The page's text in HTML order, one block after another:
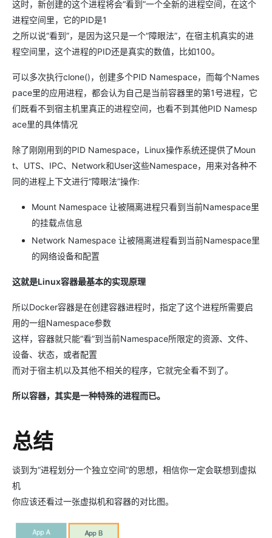
这时，新创建的这个进程将会“看到”一个全新的进程空间，在这个
进程空间里，它的PID是1
之所以说“看到”，是因为这只是一个“障眼法”，在宿主机真实的进
程空间里，这个进程的PID还是真实的数值，比如100。
可以多次执行clone()，创建多个PID Namespace，而每个Names
pace里的应用进程，都会认为自己是当前容器里的第1号进程，它
们既看不到宿主机里真正的进程空间，也看不到其他PID Namesp
ace里的具体情况
除了刚刚用到的PID Namespace，Linux操作系统还提供了Moun
t、UTS、IPC、Network和User这些Namespace，用来对各种不
同的进程上下文进行“障眼法”操作:
Mount Namespace 让被隔离进程只看到当前Namespace里
的挂载点信息
Network Namespace 让被隔离进程看到当前Namespace里
的网络设备和配置
这就是Linux容器最基本的实现原理
所以Docker容器是在创建容器进程时，指定了这个进程所需要启
用的一组Namespace参数
这样，容器就只能“看”到当前Namespace所限定的资源、文件、
设备、状态，或者配置
而对于宿主机以及其他不相关的程序，它就完全看不到了。
所以容器，其实是一种特殊的进程而已。
总结
谈到为“进程划分一个独立空间”的思想，相信你一定会联想到虚拟
机
你应该还看过一张虚拟机和容器的对比图。